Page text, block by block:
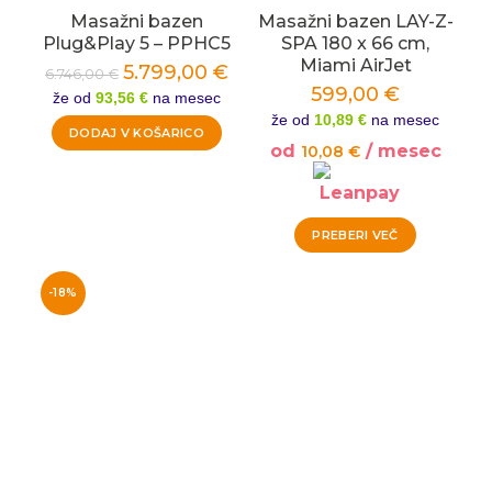
Masažni bazen
Plug&Play 5 – PPHC5
6.746,00€ 5.799,00 €
že od 93,56 € na mesec
DODAJ V KOŠARICO
Masažni bazen LAY-Z-
SPA 180 x 66 cm,
Miami AirJet
599,00 €
že od 10,89 € na mesec
od 10,08 €/ mesec
PREBERI VEČ
-18%